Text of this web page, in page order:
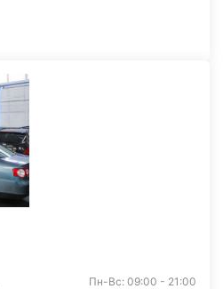
Пн-Вс: 09:00 - 21:00